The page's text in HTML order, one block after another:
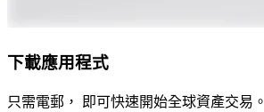
下載應用程式
只需電郵， 即可快速開始全球資產交易。